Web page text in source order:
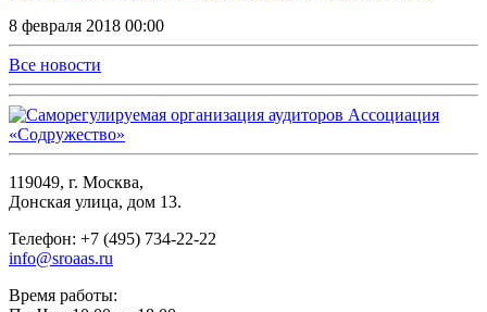
8 февраля 2018 00:00
Все новости
119049, г. Москва,
Донская улица, дом 13.
Телефон: +7 (495) 734-22-22
info@sroaas.ru
Время работы: